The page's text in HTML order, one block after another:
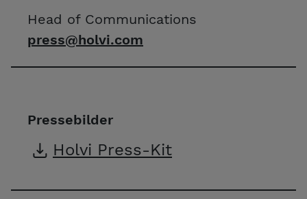
Head of Communications
press@holvi.com
Pressebilder
Holvi Press-Kit